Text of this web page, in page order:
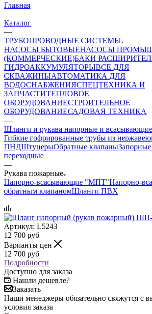
Главная
—
Каталог
—
ТРУБОПРОВОДНЫЕ СИСТЕМЫ
НАСОСЫ БЫТОВЫЕНАСОСЫ
(КОММЕРЧЕСКИЕ)БАКИ
ГИДРОАККУМУЛЯТОРЫВСЕ ДЛЯ
СКВАЖИНЫАВТОМАТИКА ДЛЯ
ВОДОСНАБЖЕНИЯСПЕЦТЕХНИКА И
ЗАПЧАСТИТЕПЛОВОЕ
ОБОРУДОВАНИЕСТРОИТЕЛЬНОЕ
ОБОРУДОВАНИЕСАДОВАЯ ТЕХНИКА
—
Шланги и рукава напорные и всасывающие
Гибкие гофрированные трубы из
ПНДШтуцерыОбратные клапаны
переходные
—
Рукава пожарные
Напорно-всасывающие "МПТ"Напорно-
обратным клапаномШланги ПВХ
Артикул: L5243
12 700 руб
Варианты цен
12 700 руб
Подробности
Доступно для заказа
Нашли дешевле?
Заказать
Наши менеджеры обязательно свяжутся с
условия заказа